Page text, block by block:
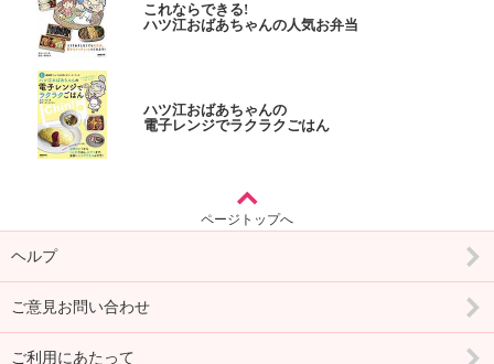
これならできる!
ハツ江おばあちゃんの人気お弁当
ハツ江おばあちゃんの
電子レンジでラクラクごはん
ページトップへ
ヘルプ
ご意見お問い合わせ
ご利用にあたって